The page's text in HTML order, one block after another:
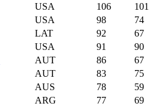
USA 106
101
USA 98
74
LAT 92
67
USA 91
90
AUT 86
67
AUT 83
75
AUS 78
59
ARG 77
69